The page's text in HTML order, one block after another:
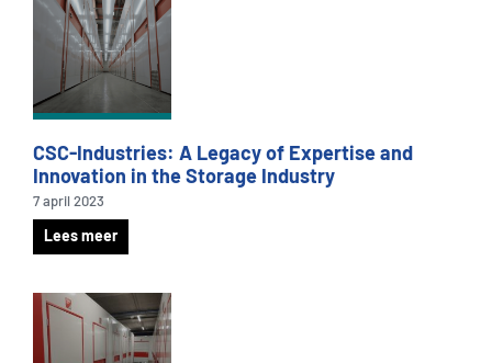
CSC-Industries: A Legacy of Expertise and
Innovation in the Storage Industry
7 april 2023
Lees meer